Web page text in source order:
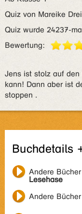
Quiz von Mareike
Quiz wurde 24237-
Bewertung:
Jens ist stolz auf den
kann! Dann aber ist
stoppen .
Buchdetails
Andere
Lesehase
Andere